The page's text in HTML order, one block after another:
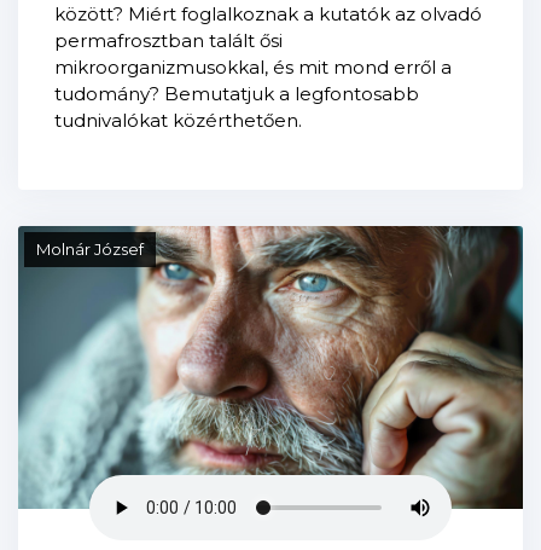
között? Miért foglalkoznak a kutatók az olvadó
permafrosztban talált ősi
mikroorganizmusokkal, és mit mond erről a
tudomány? Bemutatjuk a legfontosabb
tudnivalókat közérthetően.
Molnár József